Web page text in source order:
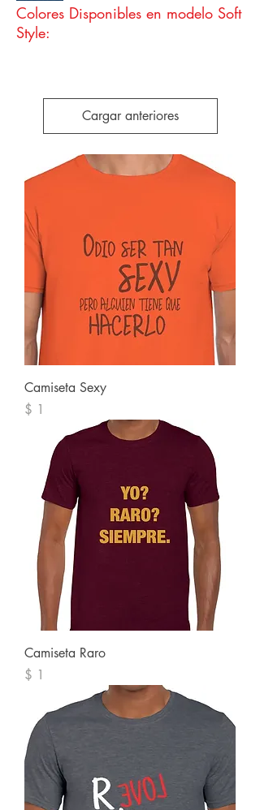
Colores Disponibles en modelo Soft
Style:
Cargar anteriores
Camiseta Sexy
Precio
$ 1
Camiseta Raro
Precio
$ 1